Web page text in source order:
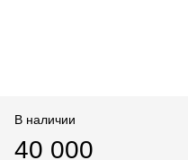
В наличии
40 000